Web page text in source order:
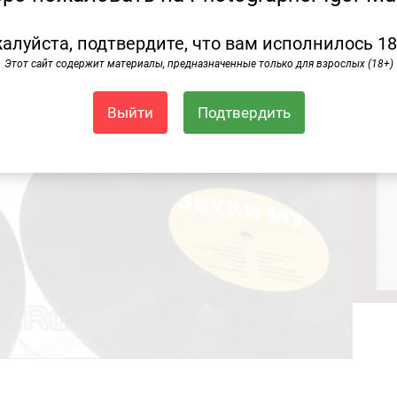
подтвердите, что вам исполнилось
Этот сайт содержит материалы, предназначенные только для взрослых (18+)
Выйти Подтвердить